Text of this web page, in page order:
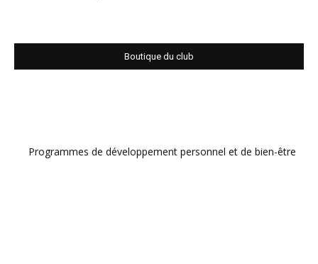
Boutique du club
Programmes de développement personnel et de bien-être